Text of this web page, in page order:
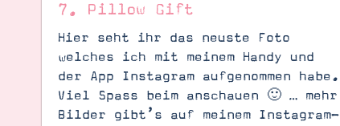
Suche Impressum Datenschutz
7. Pillow Gift
Hier seht ihr das neuste Foto
welches ich mit meinem Handy und
der App Instagram aufgenommen habe.
Viel Spass beim anschauen 🙂 … mehr
Bilder gibt’s auf meinem Instagram-